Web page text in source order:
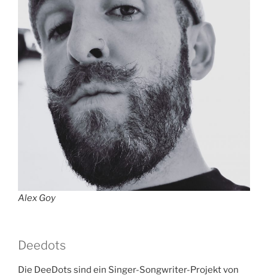
Alex Goy
Deedots
Die DeeDots sind ein Singer-Songwriter-Projekt von